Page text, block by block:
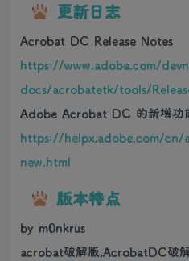
更新日志
Acrobat DC Release Notes
https://www.adobe.com/
docs/acrobatetk/tools/
Adobe Acrobat DC 的新增功
https://helpx.adobe.com/cn/
new.html
版本特点
by m0nkrus
acrobat破解版,AcrobatDC破